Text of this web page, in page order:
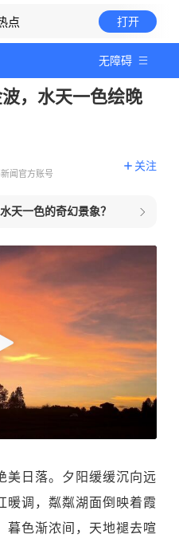
点 打开
无障碍
，水天一色绘晚
闻官方账号
关注
天一色的奇幻景象？
美日落。夕阳缓缓沉向远
暖调，粼粼湖面倒映着霞
暮色渐浓间，天地褪去喧